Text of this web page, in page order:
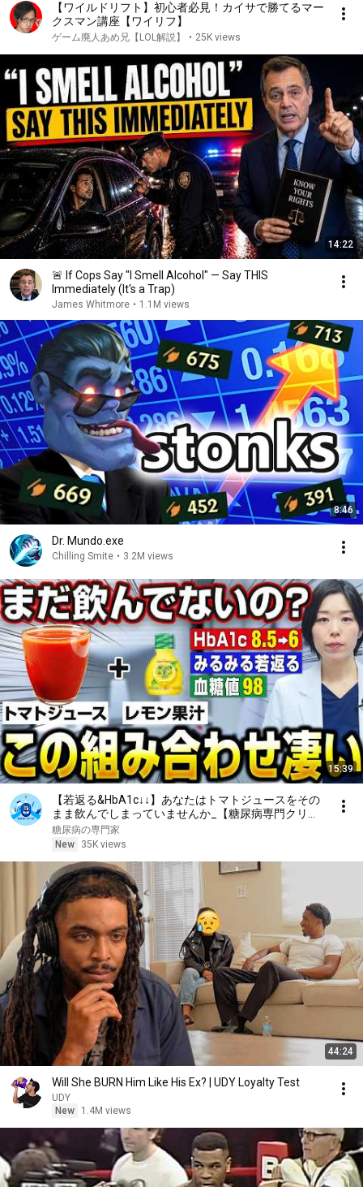
【ワイルドリフト】初心者必見！カイサで勝てるマー
クスマン講座【ワイリフ】
ゲーム廃人あめ兄【LOL解説】 • 25K views
14:22
🚨 If Cops Say "I Smell Alcohol" — Say THIS
Immediately (It's a Trap)
James Whitmore • 1.1M views
8:46
Dr. Mundo.exe
Chilling Smite • 3.2M views
15:39
【若返る&HbA1c↓↓】あなたはトマトジュースをその
まま飲んでしまっていませんか_【糖尿病専門クリニ
ック現役医師】
糖尿病の専門家
New
35K views
44:24
Will She BURN Him Like His Ex? | UDY Loyalty Test
UDY
New
1.4M views